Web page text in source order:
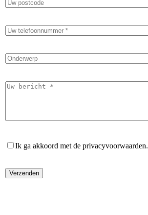
Ik ga akkoord met de privacyvoorwaarden.